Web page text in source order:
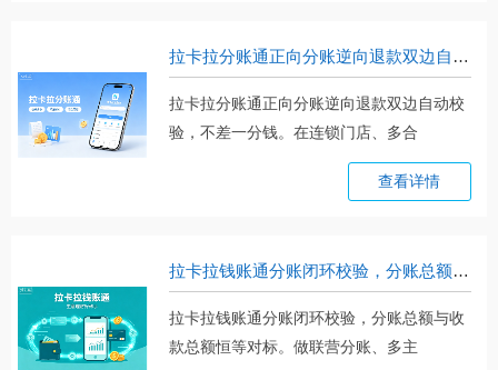
拉卡拉分账通正向分账逆向退款双边自动校验，不差一分钱
拉卡拉分账通正向分账逆向退款双边自动校
验，不差一分钱。在连锁门店、多合
查看详情
拉卡拉钱账通分账闭环校验，分账总额与收款总额恒等对标
拉卡拉钱账通分账闭环校验，分账总额与收
款总额恒等对标。做联营分账、多主